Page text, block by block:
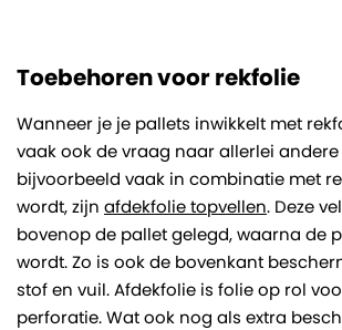
Toebehoren voor rekfolie
Wanneer je je pallets inwikkelt met
vaak ook de vraag naar allerlei
bijvoorbeeld vaak in combinatie met
wordt, zijn afdekfolie topvellen. Deze
bovenop de pallet gelegd, waarna de
wordt. Zo is ook de bovenkant
stof en vuil. Afdekfolie is folie op rol
perforatie. Wat ook nog als extra